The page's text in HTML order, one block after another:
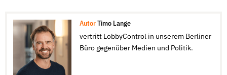
Autor Timo Lange
vertritt LobbyControl in unserem Berliner
Büro gegenüber Medien und Politik.